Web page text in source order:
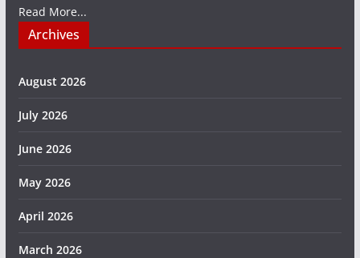
Read More...
Archives
August 2026
July 2026
June 2026
May 2026
April 2026
March 2026